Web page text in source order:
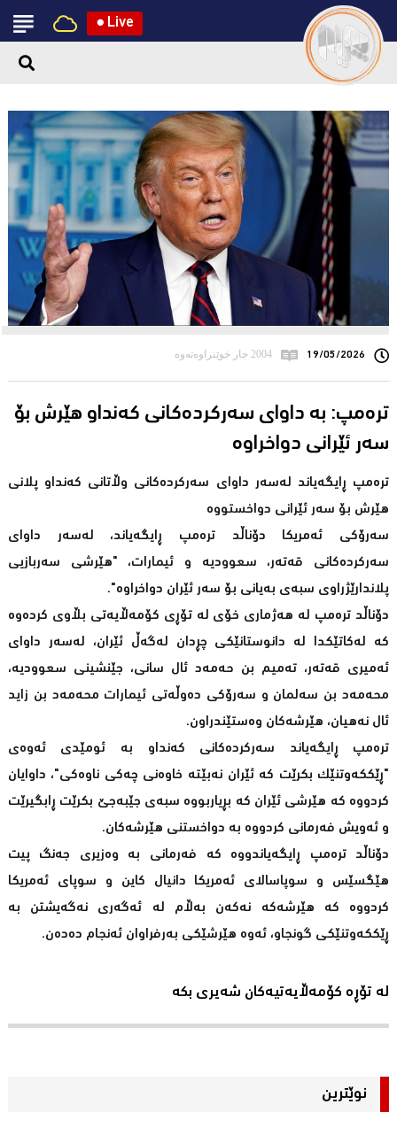
● Live
19/05/2026 2004 جار خوێنراوەتەوە
ترەمپ: به داوای سەرکردەکانی کەنداو هێرش بۆ
ترەمپ ڕایگەیاند لەسەر داوای سەرکردەکانی وڵاتانی کەنداو پلانی
هێرش بۆ سەر ئێرانی دواخستووە
سەرۆکی ئەمریکا دۆناڵد ترەمپ ڕایگەیاند، لەسەر داوای
سەرکردەکانی قەتەر، سعوودیە و ئیمارات، "هێرشی سەربازیی
پلاندارێژراوی سبەی بەیانی بۆ سەر ئێران دواخراوە".
دۆناڵد ترەمپ لە هەژماری خۆی لە تۆڕی کۆمەڵایەتی بڵاوی کردەوە
کە لەکاتێکدا لە دانوستانێکی چڕدان لەگەڵ ئێران، لەسەر داوای
ئەمیری قەتەر، تەمیم بن حەمەد ئال سانی، جێنشینی سعوودیە،
محەمەد بن سەلمان و سەرۆکی دەوڵەتی ئیمارات محەمەد بن زاید
ئال نەهیان، هێرشەکان وەستێندراون.
ترەمپ ڕایگەیاند سەرکردەکانی کەنداو بە ئومێدی ئەوەی
"ڕێککەوتنێک بکرێت کە ئێران نەبێتە خاوەنی چەکی ناوەکی"، داوایان
کردووە کە هێرشی ئێران کە بڕیاربووە سبەی جێبەجێ بکرێت ڕابگیرێت
و ئەویش فەرمانی کردووە بە دواخستنی هێرشەکان.
دۆناڵد ترەمپ ڕایگەیاندووە کە فەرمانی بە وەزیری جەنگ پیت
ھێگسێس و سوپاسالای ئەمریکا دانیال کاین و سوپای ئەمریکا
کردووە کە هێرشەکە نەکەن بەڵام لە ئەگەری نەگەیشتن بە
ڕێککەوتنێکی گونجاو، ئەوە هێرشێکی بەرفراوان ئەنجام دەدەن.
لە تۆڕە کۆمەڵایەتیەکان شەیری بکە
نوێترین